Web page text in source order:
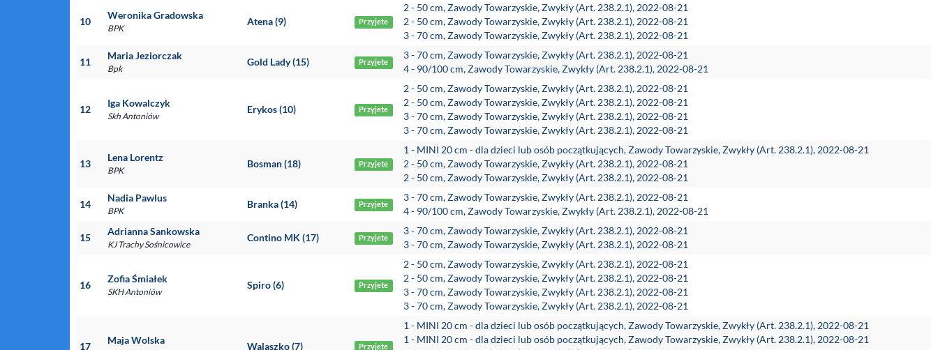
10
Weronika Gradowska
BPK
Atena (9) Przyjete
2 - 50 cm, Zawody Towarzyskie, Zwykły (Art. 238.2.1), 2022-08-21
2 - 50 cm, Zawody Towarzyskie, Zwykły (Art. 238.2.1), 2022-08-21
3 - 70 cm, Zawody Towarzyskie, Zwykły (Art. 238.2.1), 2022-08-21
11
Maria Jeziorczak
Bpk
Gold Lady (15) Przyjete
3 - 70 cm, Zawody Towarzyskie, Zwykły (Art. 238.2.1), 2022-08-21
4 - 90/100 cm, Zawody Towarzyskie, Zwykły (Art. 238.2.1), 2022-08-21
12
Iga Kowalczyk
Skh Antoniów
Erykos (10) Przyjete
2 - 50 cm, Zawody Towarzyskie, Zwykły (Art. 238.2.1), 2022-08-21
2 - 50 cm, Zawody Towarzyskie, Zwykły (Art. 238.2.1), 2022-08-21
3 - 70 cm, Zawody Towarzyskie, Zwykły (Art. 238.2.1), 2022-08-21
3 - 70 cm, Zawody Towarzyskie, Zwykły (Art. 238.2.1), 2022-08-21
13
Lena Lorentz
BPK
Bosman (18) Przyjete
1 - MINI 20 cm - dla dzieci lub osób początkujących, Zawody Towarzyskie, Zwykły (Art. 238.2.1), 2022-08-21
2 - 50 cm, Zawody Towarzyskie, Zwykły (Art. 238.2.1), 2022-08-21
2 - 50 cm, Zawody Towarzyskie, Zwykły (Art. 238.2.1), 2022-08-21
14
Nadia Pawlus
BPK
Branka (14) Przyjete
3 - 70 cm, Zawody Towarzyskie, Zwykły (Art. 238.2.1), 2022-08-21
4 - 90/100 cm, Zawody Towarzyskie, Zwykły (Art. 238.2.1), 2022-08-21
15
Adrianna Sankowska
KJ Trachy Sośnicowice
Contino MK (17) Przyjete
3 - 70 cm, Zawody Towarzyskie, Zwykły (Art. 238.2.1), 2022-08-21
3 - 70 cm, Zawody Towarzyskie, Zwykły (Art. 238.2.1), 2022-08-21
16
Zofia Śmiałek
SKH Antoniów
Spiro (6) Przyjete
2 - 50 cm, Zawody Towarzyskie, Zwykły (Art. 238.2.1), 2022-08-21
2 - 50 cm, Zawody Towarzyskie, Zwykły (Art. 238.2.1), 2022-08-21
3 - 70 cm, Zawody Towarzyskie, Zwykły (Art. 238.2.1), 2022-08-21
3 - 70 cm, Zawody Towarzyskie, Zwykły (Art. 238.2.1), 2022-08-21
17
Maja Wolska
Walaszko (7) Przyjete
1 - MINI 20 cm - dla dzieci lub osób początkujących, Zawody Towarzyskie, Zwykły (Art. 238.2.1), 2022-08-21
1 - MINI 20 cm - dla dzieci lub osób początkujących, Zawody Towarzyskie, Zwykły (Art. 238.2.1), 2022-08-21